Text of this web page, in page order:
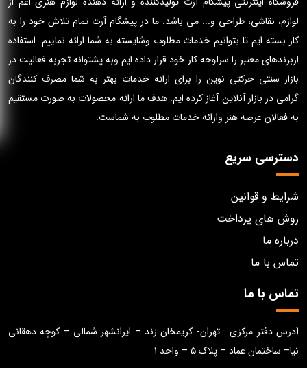
لوازم، نقاشی، طراحی و... می باشد. ما در پیشگام آرت تمام تلاش خود را به
کار بسته ایم تا بتوانیم خدمات مطلوب وشایسته به شما ارائه نماییم. استفاده
ازبرندهای معتبر را سرلوحه کار خود قرار داده ایم وبه پشتوانه تجربه فعالیت در
بازار سنتی حرکتی نوین را برای ارائه خدمات بهتر به شما مصرف کنندگان
گرامی در بازار آنلاین آغاز کرده ایم. هدف ما ارائه محصولات به صورت مستقیم
به فعالان عرصه هنر وارائه خدمات مطلوب به شماست.
دسترسی سریع
شرایط و قوانین
روش های پرداخت
درباره ما
تماس با ما
تماس با ما
آدرس دفتر مرکزی : تهران- کریمخان زند – ایرانشهر شمالی – کوچه دهقانی
نیا– ساختمان عماد – پلاک ۵ – واحد ۱